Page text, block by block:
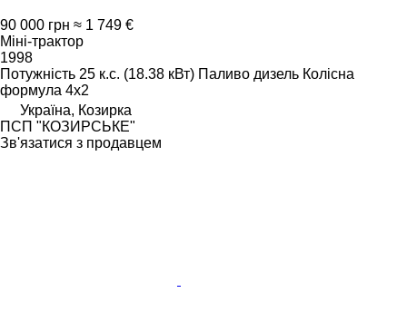
90 000 грн ≈ 1 749 €
Міні-трактор
1998
Потужність 25 к.с. (18.38 кВт) Паливо дизель Колісна
формула 4x2
Україна, Козирка
ПСП "КОЗИРСЬКЕ"
Зв'язатися з продавцем